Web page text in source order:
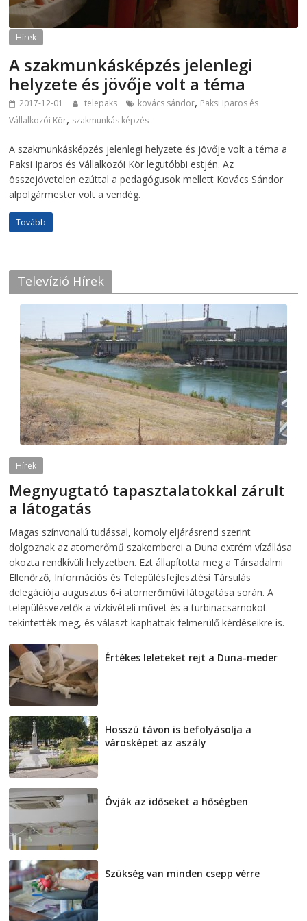
Hírek
A szakmunkásképzés jelenlegi
helyzete és jövője volt a téma
2017-12-01 telepaks kovács sándor, Paksi Iparos és
Vállalkozói Kör, szakmunkás képzés
A szakmunkásképzés jelenlegi helyzete és jövője volt a téma a
Paksi Iparos és Vállalkozói Kör legutóbbi estjén. Az
összejövetelen ezúttal a pedagógusok mellett Kovács Sándor
alpolgármester volt a vendég.
Tovább
Televízió Hírek
Hírek
Megnyugtató tapasztalatokkal zárult
a látogatás
Magas színvonalú tudással, komoly eljárásrend szerint
dolgoznak az atomerőmű szakemberei a Duna extrém vízállása
okozta rendkívüli helyzetben. Ezt állapította meg a Társadalmi
Ellenőrző, Információs és Településfejlesztési Társulás
delegációja augusztus 6-i atomerőművi látogatása során. A
településvezetők a vízkivételi művet és a turbinacsarnokot
tekintették meg, és választ kaphattak felmerülő kérdéseikre is.
Értékes leleteket rejt a Duna-meder
Hosszú távon is befolyásolja a
városképet az aszály
Óvják az időseket a hőségben
Szükség van minden csepp vérre